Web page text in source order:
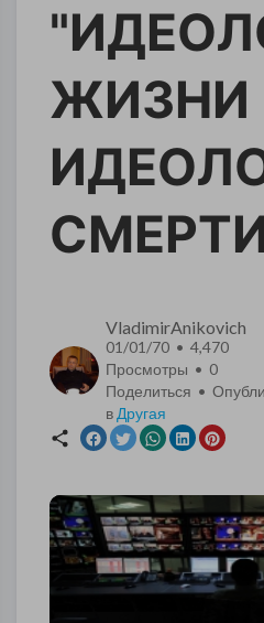
ЖИЗНИ
VladimirAnikovich
01/01/70 • 4,470
Просмотры • 0
Поделиться •
в Другая